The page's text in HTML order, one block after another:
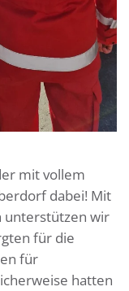
mit vollem
dabei! Mit
unterstützen wir
für die
für
hatten